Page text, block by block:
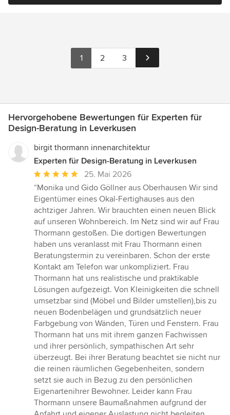
1 2 3
Hervorgehobene Bewertungen für Experten für
Design-Beratung in Leverkusen
birgit thormann innenarchitektur
Experten für Design-Beratung in Leverkusen
Durchschnittliche
Bewertung:
5
von
5
Sternen
25. Mai 2026
“Monika und Gido Göllner aus Oberhausen Wir sind
Eigentümer eines Okal-Fertighauses aus den
achtziger Jahren. Wir brauchten einen neuen Blick
auf unseren Wohnbereich. Im Netz sind wir auf Frau
Thormann gestoßen. Die dortigen Bewertungen
haben uns veranlasst mit Frau Thormann einen
Beratungstermin zu vereinbaren. Schon der erste
Kontakt am Telefon war unkompliziert. Frau
Thormann hat uns realistische und praktikable
Lösungen aufgezeigt. Von Kleinigkeiten die schnell
umsetzbar sind (Möbel und Bilder umstellen),bis zu
neuen Bodenbelägen und grundsätzlich neuer
Farbgebung von Wänden, Türen und Fenstern. Frau
Thormann hat uns mit ihrem ganzen Fachwissen
und ihrer persönlich, sympathischen Art sehr
überzeugt. Bei ihrer Beratung beachtet sie nicht nur
die reinen räumlichen Gegebenheiten, sondern
setzt sie auch in Bezug zu den persönlichen
Eigenartenihrer Bewohner. Leider kann Frau
Thormann unsere Baumaßnahmen aufgrund der